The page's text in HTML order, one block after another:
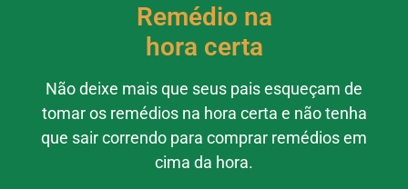
Remédio na
hora certa
Não deixe mais que seus pais esqueçam de
tomar os remédios na hora certa e não tenha
que sair correndo para comprar remédios em
cima da hora.